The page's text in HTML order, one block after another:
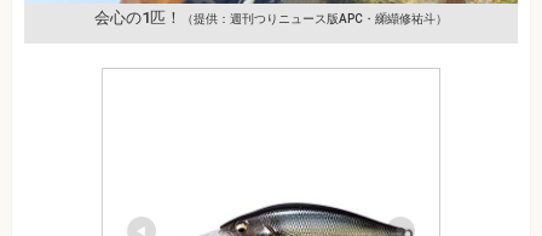
会心の1匹！ （提供：週刊つりニュース版APC・纐纈修祐斗）